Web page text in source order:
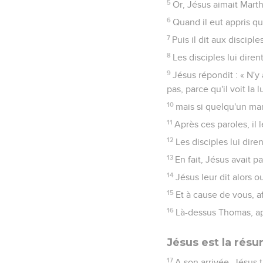
5 Or, Jésus aimait
6 Quand il eut appris
7 Puis il dit aux
8 Les disciples lui
9 Jésus répondit : «
pas, parce qu'il voit la
10 mais si quelqu'un
11 Après ces paroles, il
12 Les disciples lui
13 En fait, Jésus avait
14 Jésus leur dit alors
15 Et à cause de vous,
16 Là-dessus Thomas,
Jésus est la
17